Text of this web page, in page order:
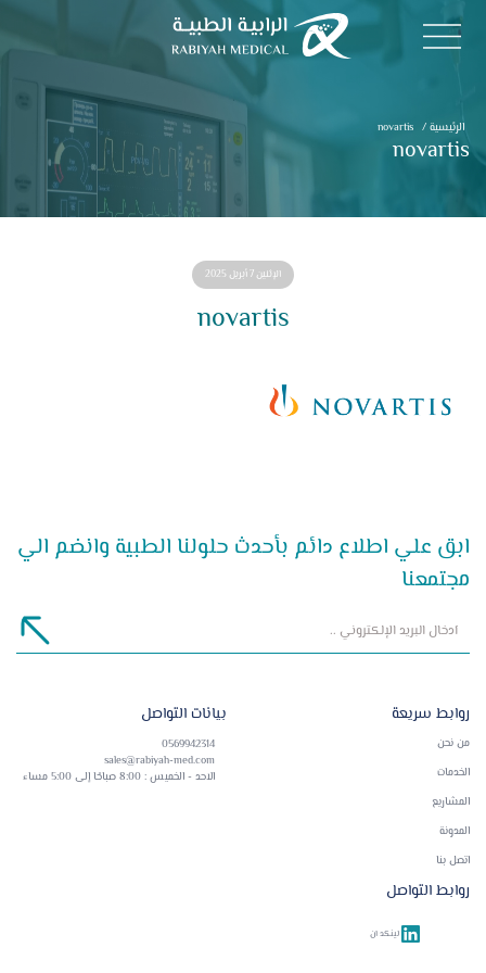
الرئيسية/
novartis
novartis
الإثنين 7 أبريل 2025
novartis
ابق علي اطلاع دائم بأحدث حلولنا الطبية وانضم الي
مجتمعنا
روابط سريعة
من نحن
الخدمات
المشاريع
المدونة
اتصل بنا
بيانات التواصل
0569942314
sales@rabiyah-med.com
الاحد - الخميس : 8:00 صباحًا إلى 5:00 مساء
روابط التواصل
لينكد ان